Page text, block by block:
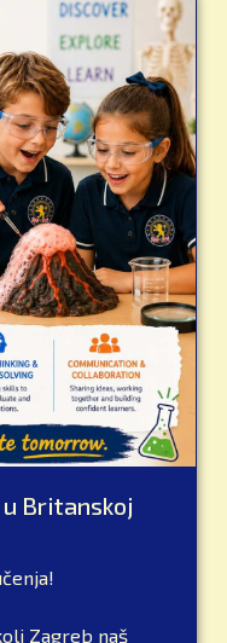
u Britanskoj
Zagreb naš